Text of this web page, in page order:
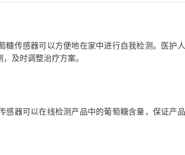
糖传感器可以方便地在家中进行自我检测。医护
及时调整治疗方案。
感器可以在线检测产品中的葡萄糖含量，保证产